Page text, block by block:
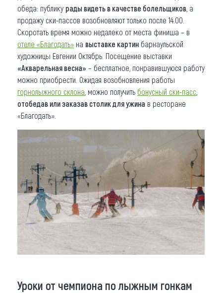
обеда: публику рады видеть в качестве болельщиков , а
продажу ски-пассов возобновляют только после 14.00.
Скоротать время можно недалеко от места финиша – в
отеле «Благодать» на выставке картин барнаульской
художницы Евгении Октябрь. Посещение выставки
«Акварельная весна» – бесплатное, понравившуюся работу
можно приобрести. Ожидая возобновления работы
горнолыжного склона , можно получить бонусный ски-пасс
отобедав или заказав столик для ужина в ресторане
«Благодать».
Уроки от чемпиона по лыжным гонкам